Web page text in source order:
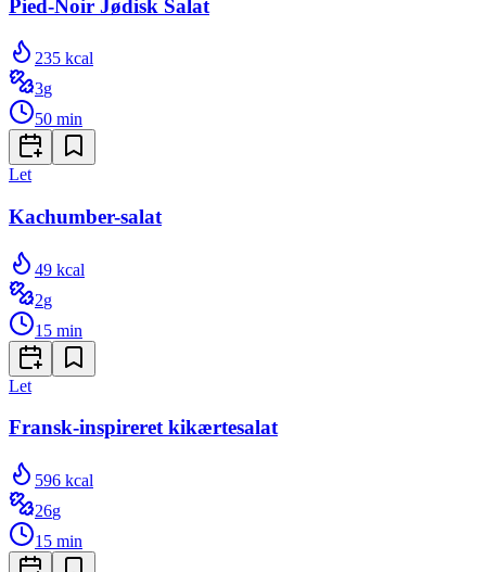
Pied-Noir Jødisk Salat
235 kcal
3g
50 min
Let
Kachumber-salat
49 kcal
2g
15 min
Let
Fransk-inspireret kikærtesalat
596 kcal
26g
15 min